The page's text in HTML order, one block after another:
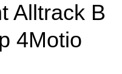
Alltrack B
4Motio